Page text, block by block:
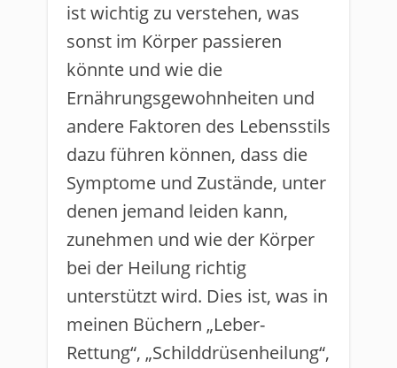
ist wichtig zu verstehen, was
sonst im Körper passieren
könnte und wie die
Ernährungsgewohnheiten und
andere Faktoren des Lebensstils
dazu führen können, dass die
Symptome und Zustände, unter
denen jemand leiden kann,
zunehmen und wie der Körper
bei der Heilung richtig
unterstützt wird. Dies ist, was in
meinen Büchern „Leber-
Rettung“, „Schilddrüsenheilung“,